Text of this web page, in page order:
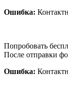
Ошибка:
Попробовать
После отправки
Ошибка: